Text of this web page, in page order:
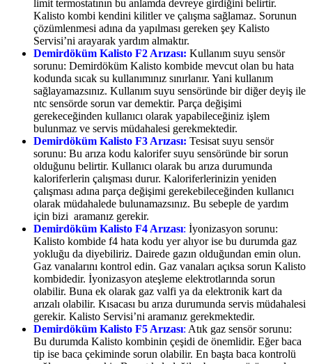
limit termostatının bu anlamda devreye girdiğini belirtir.
Kalisto kombi kendini kilitler ve çalışma sağlamaz. Sorunun
çözümlenmesi adına da yapılması gereken şey Kalisto
Servisi’ni arayarak yardım almaktır.
Demirdöküm Kalisto F2 Arızası: Kullanım suyu sensör
sorunu: Demirdöküm Kalisto kombide mevcut olan bu hata
kodunda sıcak su kullanımınız sınırlanır. Yani kullanım
sağlayamazsınız. Kullanım suyu sensöründe bir diğer deyiş ile
ntc sensörde sorun var demektir. Parça değişimi
gerekeceğinden kullanıcı olarak yapabileceğiniz işlem
bulunmaz ve servis müdahalesi gerekmektedir.
Demirdöküm Kalisto F3 Arızası: Tesisat suyu sensör
sorunu: Bu arıza kodu kalorifer suyu sensöründe bir sorun
olduğunu belirtir. Kullanıcı olarak bu arıza durumunda
kaloriferlerin çalışması durur. Kaloriferlerinizin yeniden
çalışması adına parça değişimi gerekebileceğinden kullanıcı
olarak müdahalede bulunamazsınız. Bu sebeple de yardım
için bizi aramanız gerekir.
Demirdöküm Kalisto F4 Arızası: İyonizasyon sorunu:
Kalisto kombide f4 hata kodu yer alıyor ise bu durumda gaz
yokluğu da diyebiliriz. Dairede gazın olduğundan emin olun.
Gaz vanalarını kontrol edin. Gaz vanaları açıksa sorun Kalisto
kombidedir. İyonizasyon ateşleme elektrotlarında sorun
olabilir. Buna ek olarak gaz valfi ya da elektronik kart da
arızalı olabilir. Kısacası bu arıza durumunda servis müdahalesi
gerekir. Kalisto Servisi’ni aramanız gerekmektedir.
Demirdöküm Kalisto F5 Arızası: Atık gaz sensör sorunu:
Bu durumda Kalisto kombinin çeşidi de önemlidir. Eğer baca
tip ise baca çekiminde sorun olabilir. En başta baca kontrolü